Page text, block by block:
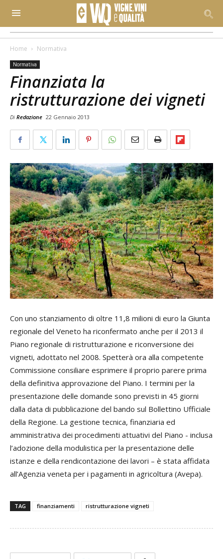
Home Normativa
Normativa
Finanziata la
ristrutturazione dei vigneti
Di Redazione 22 Gennaio 2013
Con uno stanziamento di oltre 11,8 milioni di euro la Giunta
regionale del Veneto ha riconfermato anche per il 2013 il
Piano regionale di ristrutturazione e riconversione dei
vigneti, adottato nel 2008. Spetterà ora alla competente
Commissione consiliare esprimere il proprio parere prima
della definitiva approvazione del Piano. I termini per la
presentazione delle domande sono previsti in 45 giorni
dalla data di pubblicazione del bando sul Bollettino Ufficiale
della Regione. La gestione tecnica, finanziaria ed
amministrativa dei procedimenti attuativi del Piano - inclusa
l’adozione della modulistica per la presentazione delle
istanze e della rendicontazione dei lavori – è stata affidata
all’Agenzia veneta per i pagamenti in agricoltura (Avepa).
TAG finanziamenti ristrutturazione vigneti